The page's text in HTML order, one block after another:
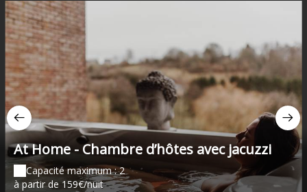
At Home - Chambre d’hôtes avec jacuzzi
Capacité maximum : 2
à partir de 159€/nuit